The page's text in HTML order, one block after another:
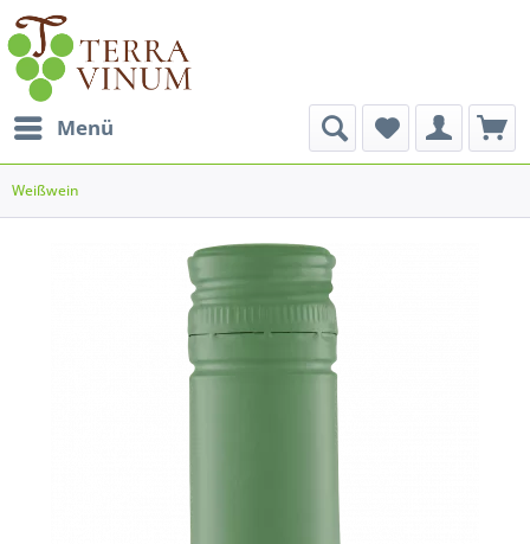
Menü
Weißwein